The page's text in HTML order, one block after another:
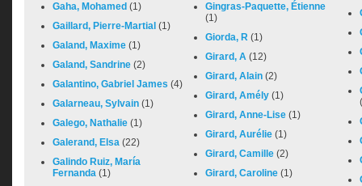
Gaha, Mohamed (1)
Gaillard, Pierre-Martial (1)
Galand, Maxime (1)
Galand, Sandrine (2)
Galantino, Gabriel James (4)
Galarneau, Sylvain (1)
Galego, Nathalie (1)
Galerand, Elsa (22)
Galindo Ruiz, María
Fernanda (1)
Gingras-Paquette, Étienne
(1)
Giorda, R (1)
Girard, A (12)
Girard, Alain (2)
Girard, Amély (1)
Girard, Anne-Lise (1)
Girard, Aurélie (1)
Girard, Camille (2)
Girard, Caroline (1)